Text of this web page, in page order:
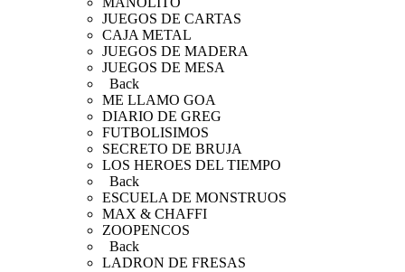
JUEGOS DE CARTAS
CAJA METAL
JUEGOS DE MADERA
JUEGOS DE MESA
Back
ME LLAMO GOA
DIARIO DE GREG
FUTBOLISIMOS
SECRETO DE BRUJA
LOS HEROES DEL TIEMPO
Back
ESCUELA DE MONSTRUOS
MAX & CHAFFI
ZOOPENCOS
Back
LADRON DE FRESAS